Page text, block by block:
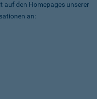
auf den Homepages unserer
an: